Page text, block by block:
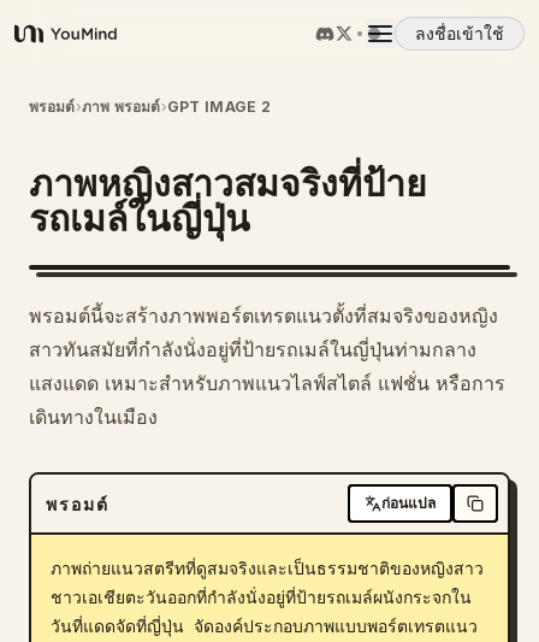
YouMind
ลงชื่อเข้าใช้
ภาพรวม
กรณีการใช้งาน
ทักษะ
พรอมต์
ราคา
ดาวน์โหลด
บล็อก
พรอมต์›ภาพ พรอมต์›GPT IMAGE 2
ภาพหญิงสาวสมจริงที่ป้าย
รถเมล์ในญี่ปุ่น
พรอมต์นี้จะสร้างภาพพอร์ตเทรตแนวตั้งที่สมจริงของหญิง
สาวทันสมัยที่กำลังนั่งอยู่ที่ป้ายรถเมล์ในญี่ปุ่นท่ามกลาง
แสงแดด เหมาะสำหรับภาพแนวไลฟ์สไตล์ แฟชั่น หรือการ
เดินทางในเมือง
พรอมต์ ก่อนแปล
ภาพถ่ายแนวสตรีทที่ดูสมจริงและเป็นธรรมชาติของหญิงสาว
ชาวเอเชียตะวันออกที่กำลังนั่งอยู่ที่ป้ายรถเมล์ผนังกระจกใน
วันที่แดดจัดที่ญี่ปุ่น จัดองค์ประกอบภาพแบบพอร์ตเทรตแนว